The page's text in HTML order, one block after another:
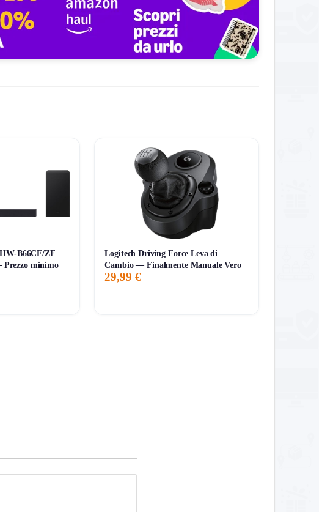
immagine e suono automaticamente.
qualità per film, sport e giochi.
B66CF/ZF
Prezzo minimo
Logitech Driving Force Leva di
Cambio — Finalmente Manuale Vero
29,99 €